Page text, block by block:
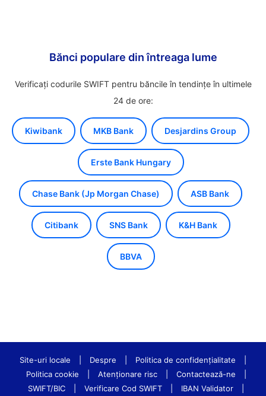
Bănci populare din întreaga lume
Verificați codurile SWIFT pentru băncile în tendințe în ultimele
24 de ore:
Kiwibank MKB Bank Desjardins Group
Erste Bank Hungary
Chase Bank (Jp Morgan Chase) ASB Bank
Citibank SNS Bank K&H Bank
BBVA
Site-uri locale Despre Politica de confidenţialitate
Politica cookie
Atenționare risc Contactează-ne
SWIFT/BIC
Verificare Cod SWIFT IBAN Validator